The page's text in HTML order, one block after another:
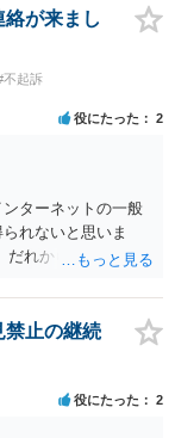
が来まし
不起訴
役にたった 2
ターネットの一般
れないと思いま
だれからどのような
近くで詳細な法律
よいと思われます。
ダーを持参して取
禁止の継続
役にたった 2